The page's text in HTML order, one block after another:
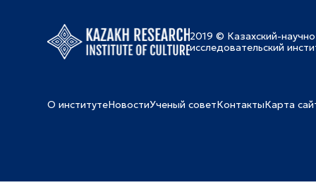
2019 © Казахский-научно
исследовательский
О институтеНовостиУченый советКонтактыКарта